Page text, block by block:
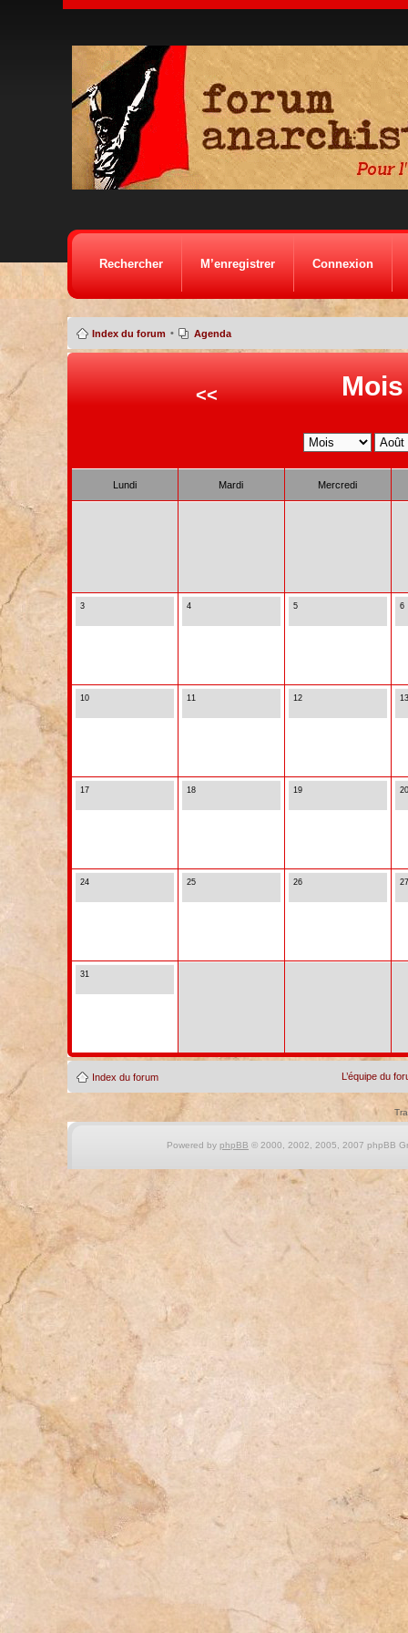
Rechercher M’enregistrer Connexion
Index du forum • Agenda
<<
Lundi Mardi Mercredi
3 4 5 6
10 11 12 13
17 18 19 20
24 25 26 27
31
Index du forum L’équipe du
Powered by phpBB © 2000, 2002, 2005, 2007 phpBB